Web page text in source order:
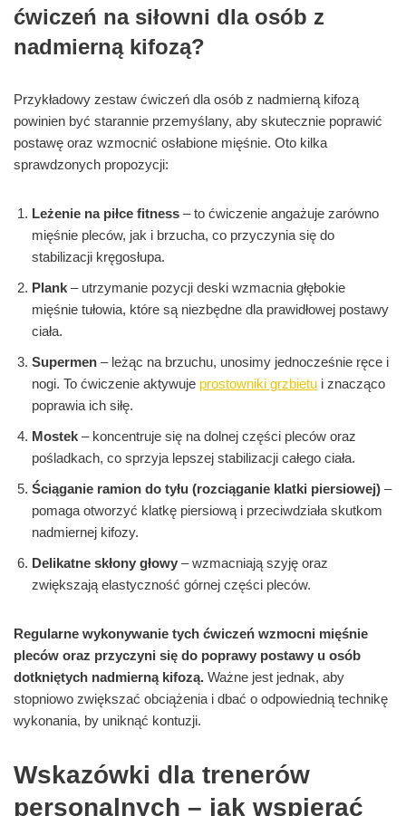
ćwiczeń na siłowni dla osób z
nadmierną kifozą?
Przykładowy zestaw ćwiczeń dla osób z nadmierną kifozą
powinien być starannie przemyślany, aby skutecznie poprawić
postawę oraz wzmocnić osłabione mięśnie. Oto kilka
sprawdzonych propozycji:
Leżenie na piłce fitness – to ćwiczenie angażuje zarówno
mięśnie pleców, jak i brzucha, co przyczynia się do
stabilizacji kręgosłupa.
Plank – utrzymanie pozycji deski wzmacnia głębokie
mięśnie tułowia, które są niezbędne dla prawidłowej postawy
ciała.
Supermen – leżąc na brzuchu, unosimy jednocześnie ręce i
nogi. To ćwiczenie aktywuje prostowniki grzbietu i znacząco
poprawia ich siłę.
Mostek – koncentruje się na dolnej części pleców oraz
pośladkach, co sprzyja lepszej stabilizacji całego ciała.
Ściąganie ramion do tyłu (rozciąganie klatki piersiowej) –
pomaga otworzyć klatkę piersiową i przeciwdziała skutkom
nadmiernej kifozy.
Delikatne skłony głowy – wzmacniają szyję oraz
zwiększają elastyczność górnej części pleców.
Regularne wykonywanie tych ćwiczeń wzmocni mięśnie
pleców oraz przyczyni się do poprawy postawy u osób
dotkniętych nadmierną kifozą. Ważne jest jednak, aby
stopniowo zwiększać obciążenia i dbać o odpowiednią technikę
wykonania, by uniknąć kontuzji.
Wskazówki dla trenerów
personalnych – jak wspierać